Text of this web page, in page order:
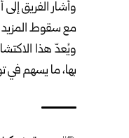
مع سقوط المزيد
ويُعدّ هذا
بها، ما يسهم في